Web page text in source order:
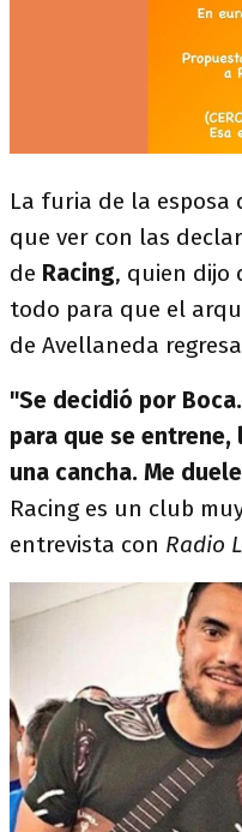
La furia de la esposa
que ver con las
de Racing, quien dijo
todo para que el
de Avellaneda
"Se decidió por
para que se entrene,
una cancha. Me
Racing es un club
entrevista con Radio